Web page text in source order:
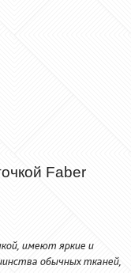
Faber
имеют яркие и
обычных тканей,